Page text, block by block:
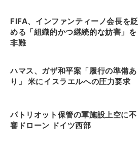
FIFA、インファンティーノ会長を貶
める「組織的かつ継続的な妨害」を
非難
ハマス、ガザ和平案「履行の準備あ
り」 米にイスラエルへの圧力要求
パトリオット保管の軍施設上空に不
審ドローン ドイツ西部